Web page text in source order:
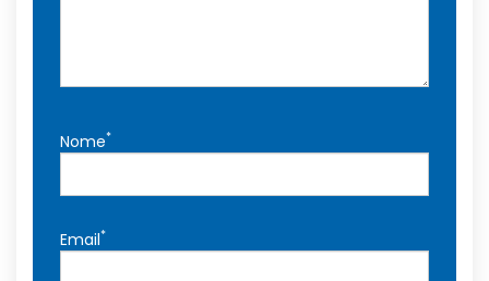
Nome*
Email*